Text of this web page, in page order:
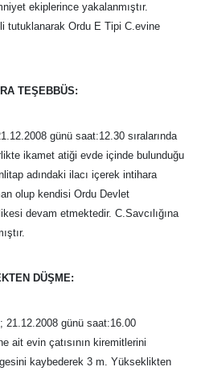
ekiplerince yakalanmıştır.
tutuklanarak Ordu E Tipi C.evine
TEŞEBBÜS:
günü saat:12.30 sıralarında
ikamet atiği evde içinde bulunduğu
adındaki ilacı içerek intihara
olup kendisi Ordu Devlet
devam etmektedir. C.Savcılığına
DÜŞME:
21.12.2008 günü saat:16.00
ait evin çatısının kiremitlerini
kaybederek 3 m. Yükseklikten